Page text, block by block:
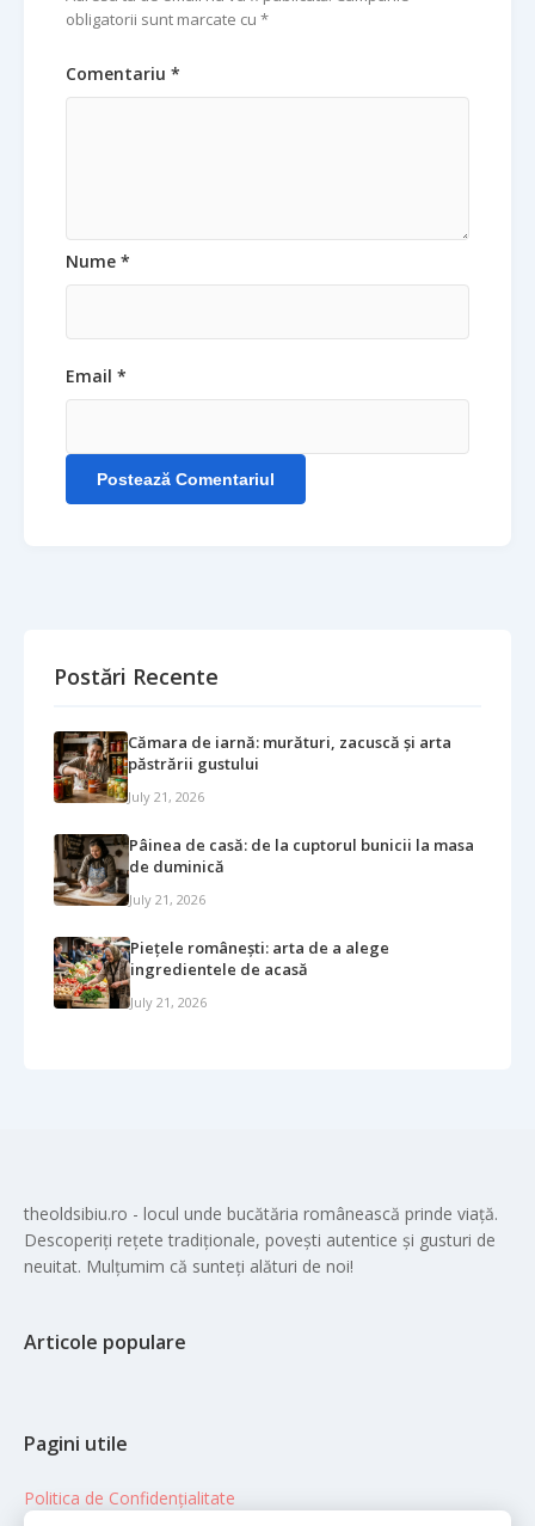
obligatorii sunt marcate cu *
Comentariu *
Nume *
Email *
Postează Comentariul
Postări Recente
Cămara de iarnă: murături, zacuscă și arta
păstrării gustului
July 21, 2026
Pâinea de casă: de la cuptorul bunicii la masa
de duminică
July 21, 2026
Piețele românești: arta de a alege
ingredientele de acasă
July 21, 2026
theoldsibiu.ro - locul unde bucătăria românească prinde viață.
Descoperiți rețete tradiționale, povești autentice și gusturi de
neuitat. Mulțumim că sunteți alături de noi!
Articole populare
Pagini utile
Politica de Confidențialitate